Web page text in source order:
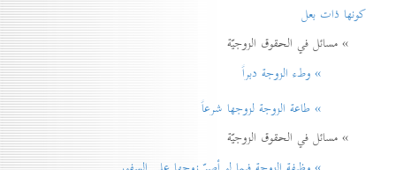
كونها ذات بعل
» مسائل في الحقوق الزوجيّة
» وطء الزوجة دبراً
» طاعة الزوجة لزوجها شرعاً
» مسائل في الحقوق الزوجيّة